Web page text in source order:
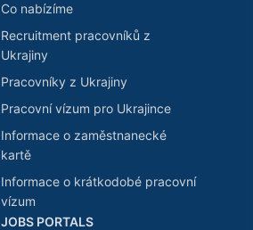
Co nabízíme
Recruitment pracovníků z
Ukrajiny
Pracovníky z Ukrajiny
Pracovní vízum pro Ukrajince
Informace o zaměstnanecké
kartě
Informace o krátkodobé pracovní
vízum
JOBS PORTALS